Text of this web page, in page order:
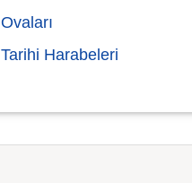
Ovaları
Tarihi Harabeleri